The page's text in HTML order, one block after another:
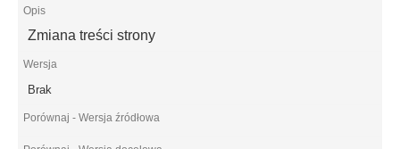
Zmiana treści strony
Brak